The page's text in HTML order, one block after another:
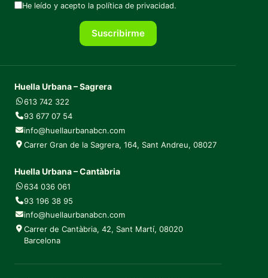
He leído y acepto la política de privacidad.
Suscribirme
Huella Urbana – Sagrera
613 742 322
93 677 07 54
info@huellaurbanabcn.com
Carrer Gran de la Sagrera, 164, Sant Andreu, 08027
Huella Urbana – Cantàbria
634 036 061
93 196 38 95
info@huellaurbanabcn.com
Carrer de Cantàbria, 42, Sant Martí, 08020
Barcelona